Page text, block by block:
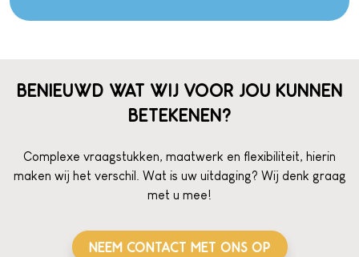
BENIEUWD WAT WIJ VOOR JOU KUNNEN
BETEKENEN?
Complexe vraagstukken, maatwerk en flexibiliteit, hierin
maken wij het verschil. Wat is uw uitdaging? Wij denk graag
met u mee!
NEEM CONTACT MET ONS OP